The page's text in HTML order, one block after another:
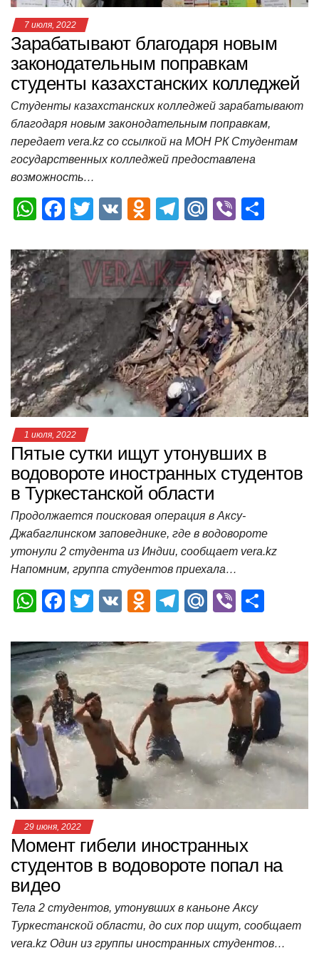
7 июля, 2022
Зарабатывают благодаря новым
законодательным поправкам
студенты казахстанских колледжей
Студенты казахстанских колледжей зарабатывают
благодаря новым законодательным поправкам,
передает vera.kz со ссылкой на МОН РК Студентам
государственных колледжей предоставлена
возможность…
W
at
s
A
p
p
F
c
e
b
o
o
k
T
tt
er
V
O
n
o
kl
a
ss
ni
ki
T
e
gr
a
m
M
.R
u
Vi
er п
р
а
в
и
т
ь
1 июля, 2022
Пятые сутки ищут утонувших в
водовороте иностранных студентов
в Туркестанской области
Продолжается поисковая операция в Аксу-
Джабаглинском заповеднике, где в водовороте
утонули 2 студента из Индии, сообщает vera.kz
Напомним, группа студентов приехала…
W
at
s
A
p
p
F
c
e
b
o
o
k
T
tt
er
V
O
n
o
kl
a
ss
ni
ki
T
e
gr
a
m
M
.R
u
Vi
er п
р
а
и
т
ь
29 июня, 2022
Момент гибели иностранных
студентов в водовороте попал на
видео
Тела 2 студентов, утонувших в каньоне Аксу
Туркестанской области, до сих пор ищут, сообщает
vera.kz Один из группы иностранных студентов…